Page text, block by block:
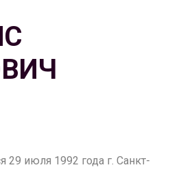
июля 1992 года г. Санкт-